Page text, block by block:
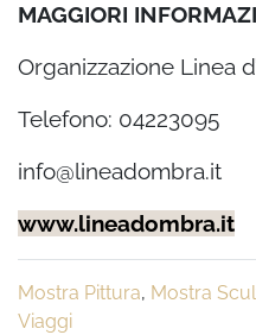
MAGGIORI
Organizzazione Linea
Telefono: 04223095
info@lineadombra.it
www.lineadombra.it
Mostra Pittura, Mostra
Viaggi